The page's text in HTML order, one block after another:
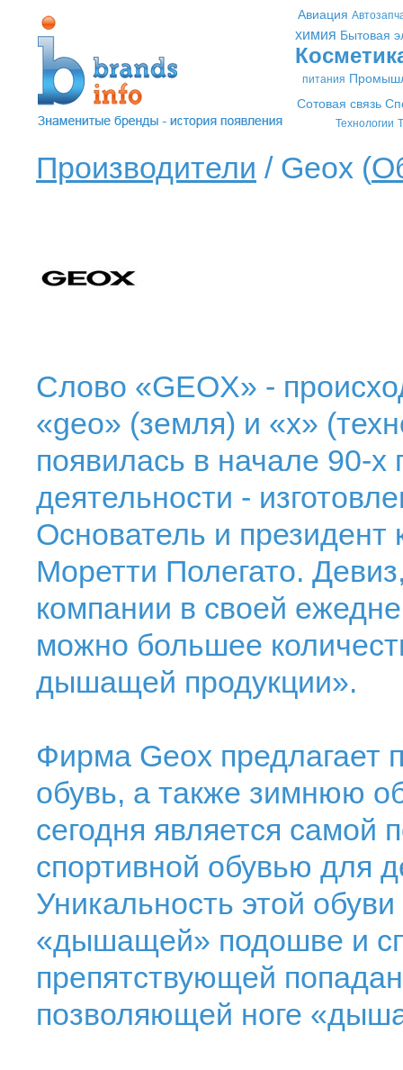
Авиация
химия Бытовая
питания
Сотовая связь
Технологии
Производители / Geox (
Слово «GEOX» -
«geo» (земля) и «х»
появилась в начале 90-
деятельности -
Основатель и
Моретти Полегато.
компании в своей
можно большее
дышащей продукции».
Фирма Geox предлагает
обувь, а также зимнюю
сегодня является самой
спортивной обувью для
Уникальность этой
«дышащей» подошве и
препятствующей
позволяющей ноге